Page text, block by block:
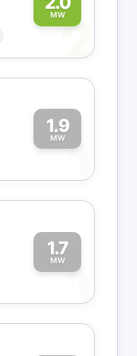
MW2
1.9
MW1
1.7
MW1